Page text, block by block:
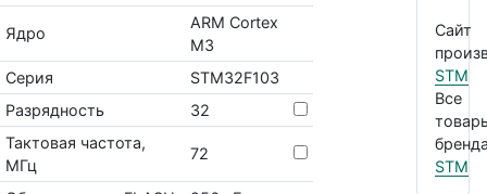
Ядро
ARM Cortex
M3
Серия
STM32F103
Разрядность
32
Тактовая частота,
МГц
72
Сайт
STM
Все
STM